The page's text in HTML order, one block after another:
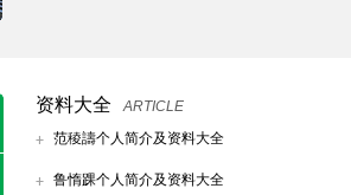
资料大全
ARTICLE
范稜譸个人简介及资料大全
鲁惰踝个人简介及资料大全